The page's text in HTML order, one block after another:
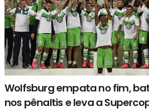
Wolfsburg empata no fim,
nos pênaltis e leva a